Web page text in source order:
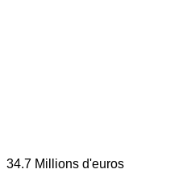
34.7 Millions d'euros